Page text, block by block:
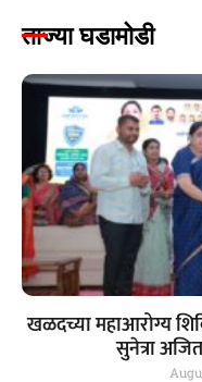
ताज्या घडामोडी
खळदच्या महाआरोग्य
सुनेत्रा